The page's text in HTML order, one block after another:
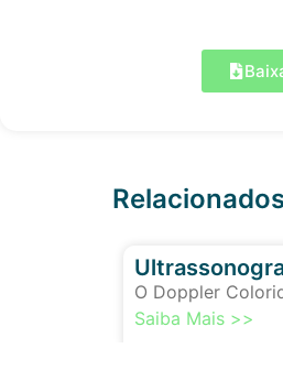
O Doppler
Saiba Mais >>